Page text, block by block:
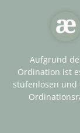
Aufgrund
Ordination ist
stufenlosen